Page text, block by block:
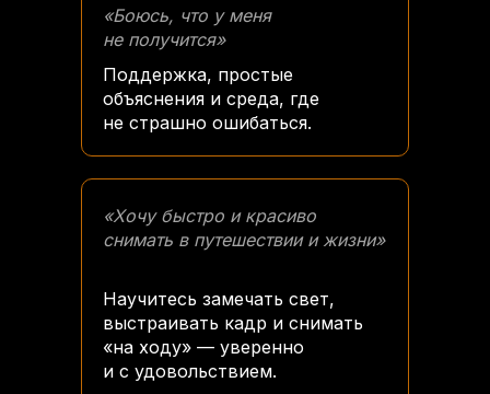
Научитесь замечать свет,
выстраивать кадр и снимать
«на ходу» — уверенно
и с удовольствием.
«Хочу быстро и красиво
снимать в путешествии и жизни»
Поддержка, простые
объяснения и среда, где
не страшно ошибаться.
«Боюсь, что у меня
не получится»